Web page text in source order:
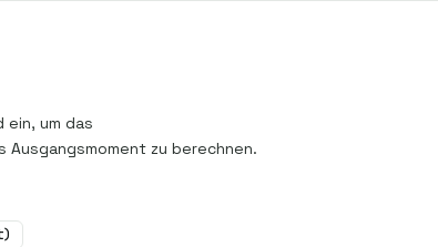
ein, um das
zu berechnen.